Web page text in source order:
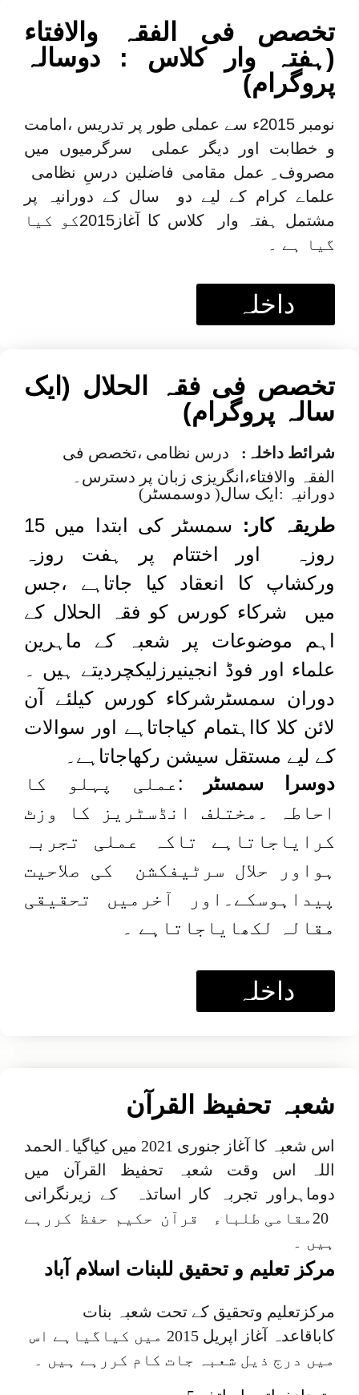
تخصص فی الفقہ والافتاء
(ہفتہ وار کلاس : دوسالہ
پروگرام)
نومبر 2015ء سے عملی طور پر تدریس ،امامت
و خطابت اور دیگر عملی سرگرمیوں میں
مصروف ِ عمل مقامی فاضلین درسِ نظامی
علماے کرام کے لیے دو سال کے دورانیہ پر
مشتمل ہفتہ وار کلاس کا آغاز2015کو کیا
گیا ہے ۔
داخلہ
تخصص فی فقہ الحلال (ایک
سالہ پروگرام)
شرائط داخلہ :
درس نظامی ،تخصص فی
الفقہ والافتاء،انگریزی زبان پر دسترس۔
دورانیہ :ایک سال( دوسمسٹر)
طریقہ کار :
سمسٹر کی ابتدا میں 15
روزہ اور اختتام پر ہفت روزہ
ورکشاپ کا انعقاد کیا جاتاہے ،جس
میں شرکاء کورس کو فقہ الحلال کے
اہم موضوعات پر شعبہ کے ماہرین
علماء اور فوڈ انجینیرزلیکچردیتے ہیں ۔
دوران سمسٹرشرکاء کورس کیلئے آن
لائن کلا کااہتمام کیاجاتاہے اور سوالات
کے لیے مستقل سیشن رکھاجاتاہے۔
دوسرا سمسٹر
:عملی پہلو کا
احاطہ ۔مختلف انڈسٹریز کا وزٹ
کرایاجاتاہے تاکہ عملی تجربہ
ہواور حلال سرٹیفکشن کی صلاحیت
پیداہوسکے۔اور آخرمیں تحقیقی
مقالہ لکھایاجاتاہے ۔
داخلہ
شعبہ تحفیظ القرآن
اس شعبہ کا آغاز جنوری 2021 میں کیاگیا۔الحمد
اللہ اس وقت شعبہ تحفیظ القرآن میں
دوماہراور تجربہ کار اساتذہ کے زیرنگرانی
20مقامی طلباء قرآن حکیم حفظ کررہے
ہیں ۔
مرکز تعلیم و تحقیق للبنات اسلام آباد
مرکزتعلیم وتحقیق کے تحت شعبہ بنات
کاباقاعدہ آغاز اپریل 2015 میں کیاگیاہے اس
میں درج ذیل شعبہ جات کام کررہے ہیں ۔